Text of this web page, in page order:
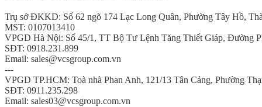
Trụ sở ĐKKD: Số 62 ngõ 174 Lạc Long Quân, Phường Tây Hồ,
MST: 0107013410
VPGD Hà Nội: Số 45/1, TT Bộ Tư Lệnh Tăng Thiết Giáp, Đường
SĐT: 0918.231.899
Email: sales@vcsgroup.com.vn
---
VPGD TP.HCM: Toà nhà Phan Anh, 121/13 Tân Cảng, Phường
SĐT: 0911.235.298
Email: sales03@vcsgroup.com.vn